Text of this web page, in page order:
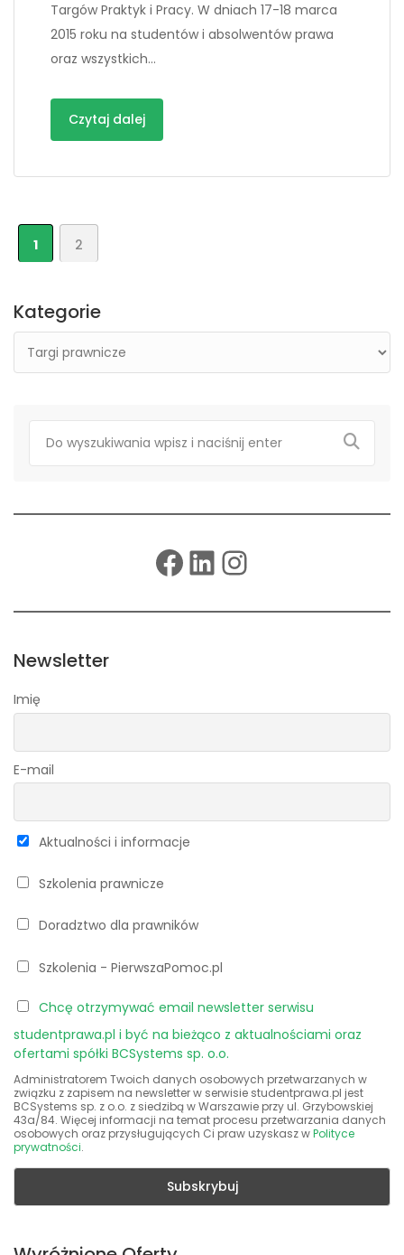
Targów Praktyk i Pracy. W dniach 17-18 marca
2015 roku na studentów i absolwentów prawa
oraz wszystkich…
Czytaj dalej
1 2
Kategorie
Facebook
LinkedIn
Instagram
Newsletter
Imię
E-mail
Aktualności i informacje
Szkolenia prawnicze
Doradztwo dla prawników
Szkolenia - PierwszaPomoc.pl
Chcę otrzymywać email newsletter serwisu
studentprawa.pl i być na bieżąco z aktualnościami oraz
ofertami spółki BCSystems sp. o.o.
Administratorem Twoich danych osobowych przetwarzanych w
związku z zapisem na newsletter w serwisie studentprawa.pl jest
BCSystems sp. z o.o. z siedzibą w Warszawie przy ul. Grzybowskiej
43a/84. Więcej informacji na temat procesu przetwarzania danych
osobowych oraz przysługujących Ci praw uzyskasz wPolityce
prywatności.